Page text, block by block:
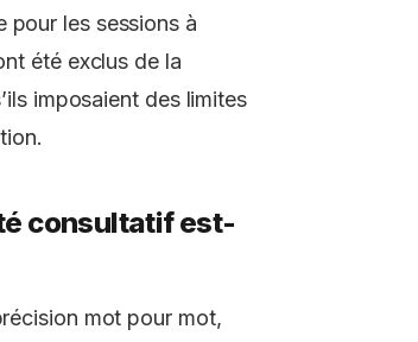
pour les sessions à
été exclus de la
imposaient des limites
consultatif est-
mot pour mot,